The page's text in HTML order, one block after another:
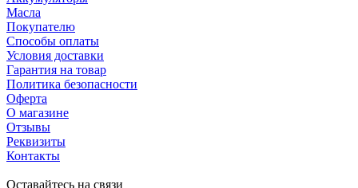
Масла
Покупателю
Способы оплаты
Условия доставки
Гарантия на товар
Политика безопасности
Оферта
О магазине
Отзывы
Реквизиты
Контакты
Оставайтесь на связи